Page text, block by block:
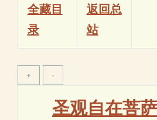
全藏目
录
返回总
站
圣观自在菩